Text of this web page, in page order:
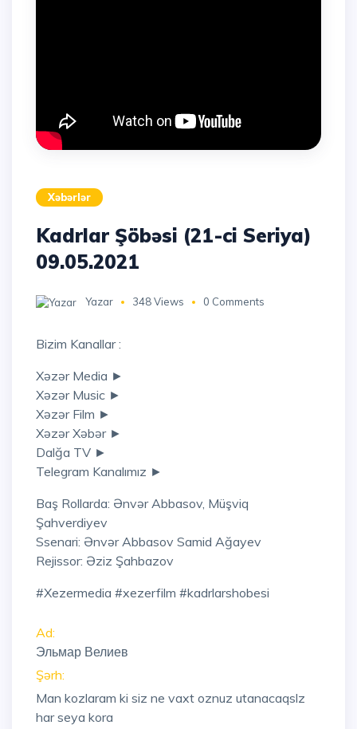
Xəbərlər
Kadrlar Şöbəsi (21-ci Seriya)
09.05.2021
Yazar 348 Views 0 Comments
Bizim Kanallar :
Xəzər Media ►
Xəzər Music ►
Xəzər Film ►
Xəzər Xəbər ►
Dalğa TV ►
Telegram Kanalımız ►
Baş Rollarda: Ənvər Abbasov, Müşviq
Şahverdiyev
Ssenari: Ənvər Abbasov Samid Ağayev
Rejissor: Əziz Şahbazov
#xezermedia #xezerfilm #kadrlarshobesi
Ad:
Эльмар Велиев
Şərh:
Man kozlaram ki siz ne vaxt oznuz utanacaqslz
har seya kora